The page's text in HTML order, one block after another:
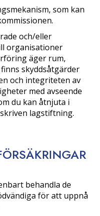
som kan
och/eller
organisationer
äger rum,
skyddsåtgärder
och integriteten av
med avseende
du kan åtnjuta i
lagstiftning.
behandla de
för att uppnå